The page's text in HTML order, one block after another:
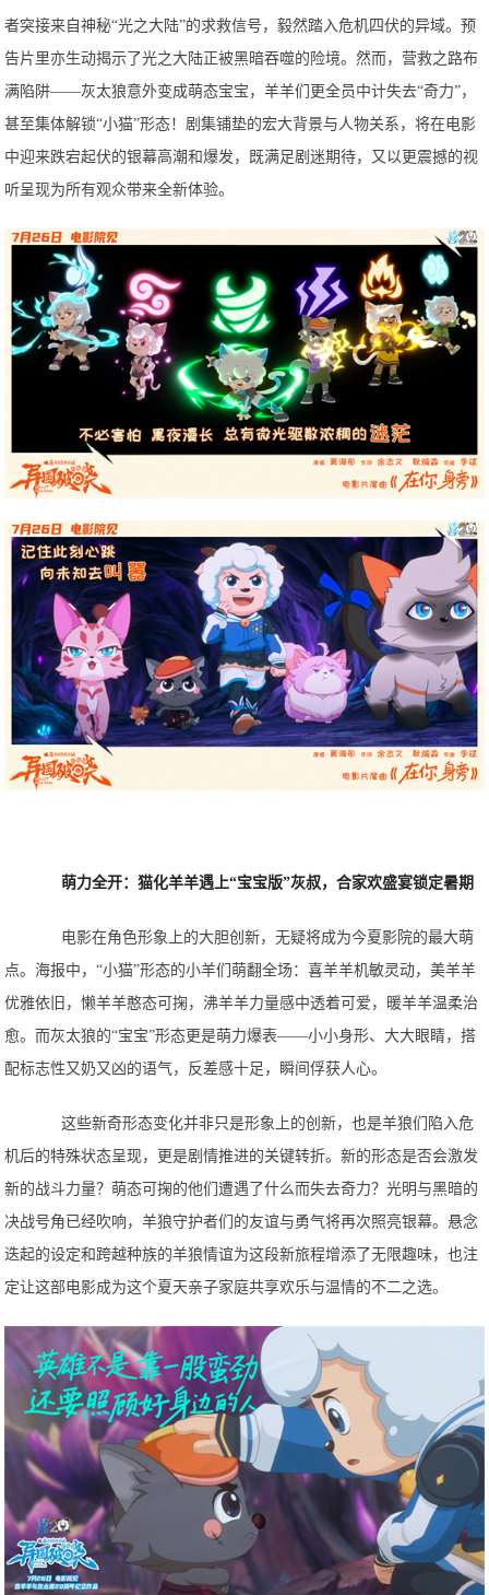
者突接来自神秘“光之大陆”的求救信号，毅然踏入危机四伏的异域。预
告片里亦生动揭示了光之大陆正被黑暗吞噬的险境。然而，营救之路布
满陷阱——灰太狼意外变成萌态宝宝，羊羊们更全员中计失去“奇力”，
甚至集体解锁“小猫”形态！剧集铺垫的宏大背景与人物关系，将在电影
中迎来跌宕起伏的银幕高潮和爆发，既满足剧迷期待，又以更震撼的视
听呈现为所有观众带来全新体验。
萌力全开：猫化羊羊遇上“宝宝版”灰叔，合家欢盛宴锁定暑期
电影在角色形象上的大胆创新，无疑将成为今夏影院的最大萌
点。海报中，“小猫”形态的小羊们萌翻全场：喜羊羊机敏灵动，美羊羊
优雅依旧，懒羊羊憨态可掬，沸羊羊力量感中透着可爱，暖羊羊温柔治
愈。而灰太狼的“宝宝”形态更是萌力爆表——小小身形、大大眼睛，搭
配标志性又奶又凶的语气，反差感十足，瞬间俘获人心。
这些新奇形态变化并非只是形象上的创新，也是羊狼们陷入危
机后的特殊状态呈现，更是剧情推进的关键转折。新的形态是否会激发
新的战斗力量？萌态可掬的他们遭遇了什么而失去奇力？光明与黑暗的
决战号角已经吹响，羊狼守护者们的友谊与勇气将再次照亮银幕。悬念
迭起的设定和跨越种族的羊狼情谊为这段新旅程增添了无限趣味，也注
定让这部电影成为这个夏天亲子家庭共享欢乐与温情的不二之选。